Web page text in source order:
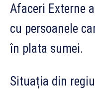
Afaceri Externe
cu persoanele
în plata sumei.
Situația din